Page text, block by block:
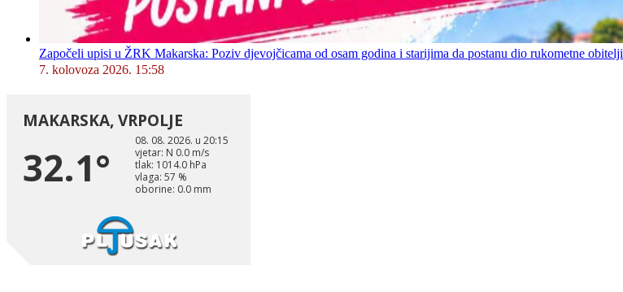
Započeli upisi u ŽRK Makarska: Poziv djevojčicama od osam godina i starijima da postanu dio rukometne obitelji
7. kolovoza 2026. 15:58